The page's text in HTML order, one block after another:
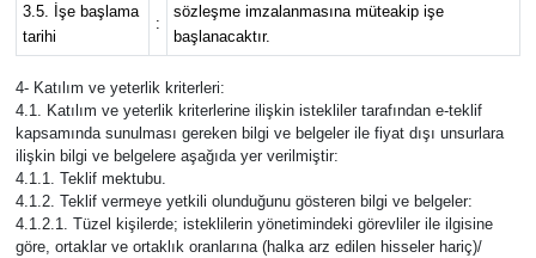
3.5. İşe başlama
tarihi
:
sözleşme imzalanmasına müteakip işe
başlanacaktır.
4- Katılım ve yeterlik kriterleri:
4.1. Katılım ve yeterlik kriterlerine ilişkin istekliler tarafından e-teklif
kapsamında sunulması gereken bilgi ve belgeler ile fiyat dışı unsurlara
ilişkin bilgi ve belgelere aşağıda yer verilmiştir:
4.1.1. Teklif mektubu.
4.1.2. Teklif vermeye yetkili olunduğunu gösteren bilgi ve belgeler:
4.1.2.1. Tüzel kişilerde; isteklilerin yönetimindeki görevliler ile ilgisine
göre, ortaklar ve ortaklık oranlarına (halka arz edilen hisseler hariç)/